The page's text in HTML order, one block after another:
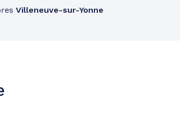
Villeneuve-sur-Yonne